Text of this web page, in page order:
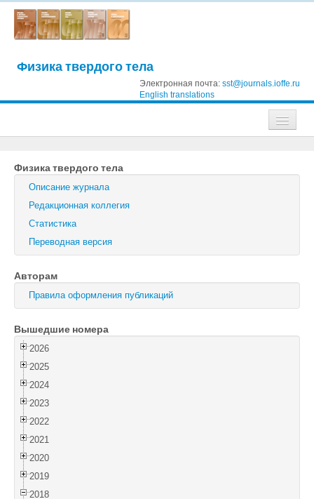
Физика твердого тела
Электронная почта: sst@journals.ioffe.ru
English translations
Журнал технической физики
Письма в Журнал технической физики
Физика твердого тела
Физика и техника полупроводников
Оптика и спектроскопия
Поиск
Войти
Физика твердого тела
Описание журнала
Редакционная коллегия
Статистика
Переводная версия
Авторам
Правила оформления публикаций
Вышедшие номера
2026
2025
2024
2023
2022
2021
2020
2019
2018